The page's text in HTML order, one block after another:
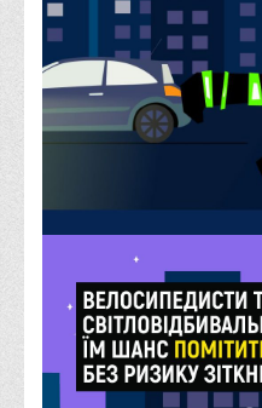
Реклами та зв'язків з
Наукової роботи та
Здобутки студентів
Матеріали наукових
Міжнародна
Закордонні партнери
Програми
Програми
Міжнародні проєкти
Корисні посилання